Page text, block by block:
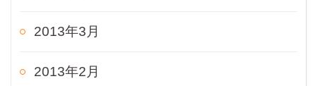
2013年3月
2013年2月